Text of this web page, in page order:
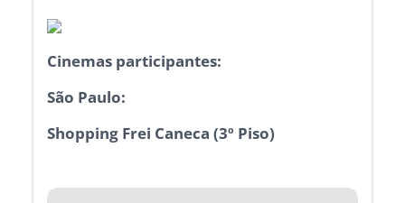
Cinemas participantes:
São Paulo:
Shopping Frei Caneca (3º Piso)